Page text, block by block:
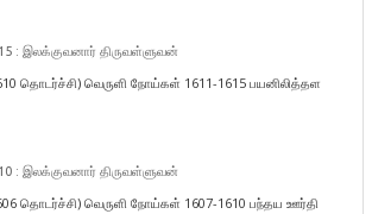
: இலக்குவனார் திருவள்ளுவன்
தொடர்ச்சி) வெருளி நோய்கள் 1611-1615 பயனிலித்தள
: இலக்குவனார் திருவள்ளுவன்
தொடர்ச்சி) வெருளி நோய்கள் 1607-1610 பந்தய ஊர்தி